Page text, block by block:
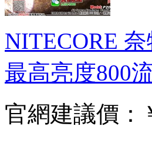
NITECORE
最高亮度800
官網建議價：